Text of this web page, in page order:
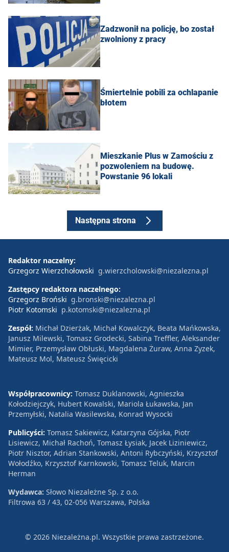
Zadzwonił na policję, bo został
zwolniony z pracy
Śmiertelnie pobili za ochlapanie
błotem
Mieszkanie Plus w Zamościu z
pozwoleniem na budowę.
Powstanie 96 lokali
Następna strona
Redaktor naczelny:
Grzegorz Wierzchołowski g.wierzcholowski@niezalezna.pl
Zastępcy redaktora naczelnego:
Grzegorz Broński g.bronski@niezalezna.pl
Piotr Kotomski p.kotomski@niezalezna.pl
Zespół: Michał Dzierżak, Michał Kowalczyk, Beata Mańkowska,
Janusz Milewski, Tomasz Grodecki, Sabina Treffler, Aleksander
Mimier, Przemysław Obłuski, Magdalena Żuraw, Anna Zyzek,
Mateusz Mol, Mateusz Święcicki
Współpracownicy: Tomasz Duklanowski, Agnieszka
Kołodziejczyk, Hubert Kowalski, Mariola Łukawska, Jan
Przemyłski, Natalia Wasilewska, Konrad Wysocki
Publicyści: Tomasz Sakiewicz, Katarzyna Gójska, Piotr
Lisiewicz, Michał Rachoń, Tomasz Łysiak, Jacek Liziniewicz,
Piotr Nisztor, Adrian Stankowski, Antoni Rybczyński, Krzysztof
Wołodźko, Krzysztof Karnkowski, Tomasz Teluk, Marcin
Herman
Wydawca: Słowo Niezależne Sp. z o.o.
Filtrowa 63 / 43, 02-056 Warszawa, Polska
© 2026 Niezależna.pl. Wszystkie prawa zastrzeżone.